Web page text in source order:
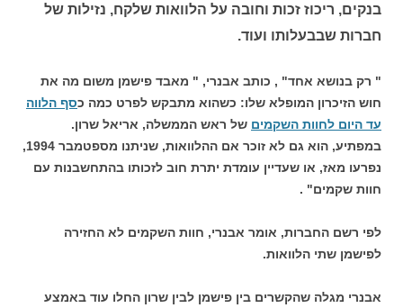
בנקים, ריכוז זכות וחובה על הלוואות שלקח, נזילות של
חברות שבבעלותו ועוד.
" רק בנושא אחד" , כותב אבנרי, " מאבד פישמן משום מה את
חוש הזיכרון המופלא שלו: כשהוא מתבקש לפרט כמה כסף הלווה
עד היום לחוות השקמים של ראש הממשלה, אריאל שרון.
במפתיע, הוא גם לא זוכר אם ההלוואות, שניתנו מספטמבר 1994,
נפרעו מאז, או שעדיין עומדת יתרת חוב לזכותו בהתחשבנות עם
חוות שקמים" .
לפי רשם החברות, אומר אבנרי, חוות השקמים לא החזירה
לפישמן שתי הלוואות.
אבנרי מגלה שהקשרים בין פישמן לבין שרון החלו עוד באמצע